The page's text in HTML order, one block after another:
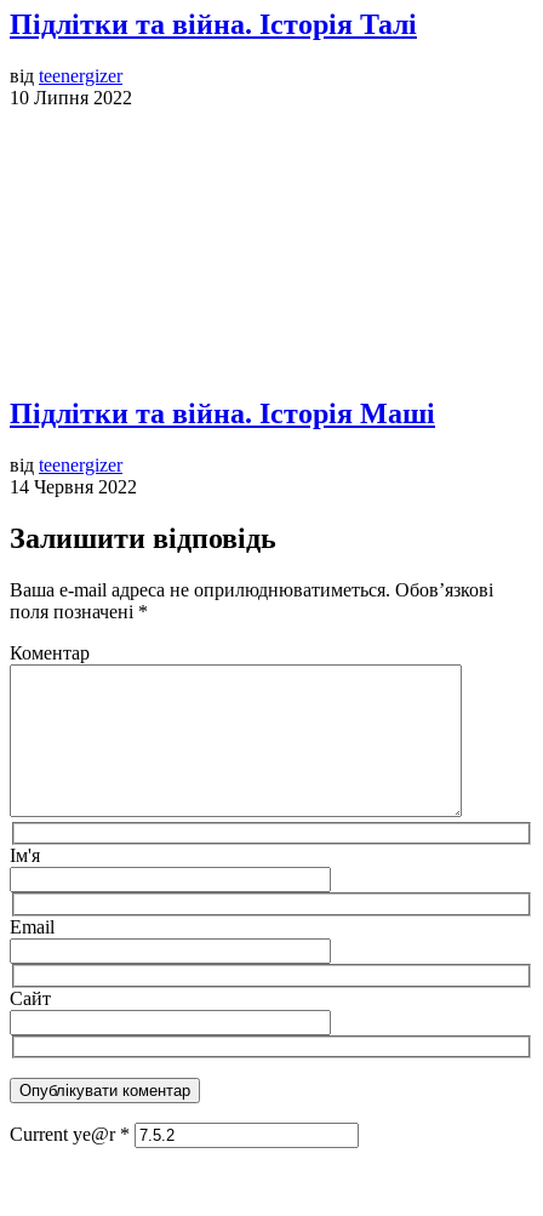
Підлітки та війна. Історія Талі
від teenergizer
10 Липня 2022
Підлітки та війна. Історія Маші
від teenergizer
14 Червня 2022
Залишити відповідь
Ваша e-mail адреса не оприлюднюватиметься. Обов’язкові
поля позначені *
Коментар
Ім'я
Email
Сайт
Current ye@r *